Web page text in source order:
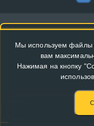
Мы используем файлы
вам
Нажимая на кнопку